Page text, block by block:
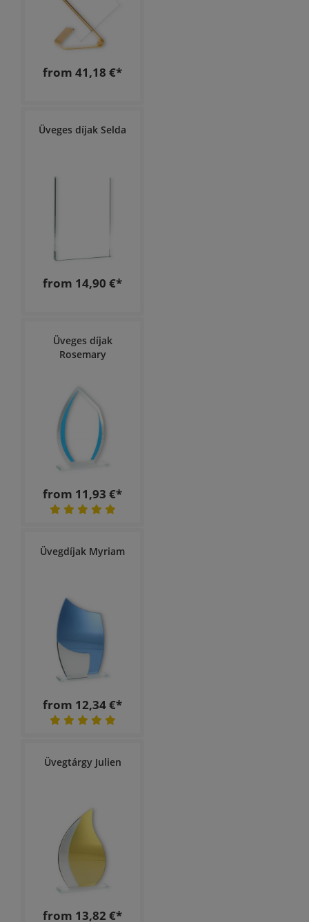
from 41,18 €*
Üveges díjak Selda
from 14,90 €*
Üveges díjak
Rosemary
from 11,93 €*
Üvegdíjak Myriam
from 12,34 €*
Üvegtárgy Julien
from 13,82 €*